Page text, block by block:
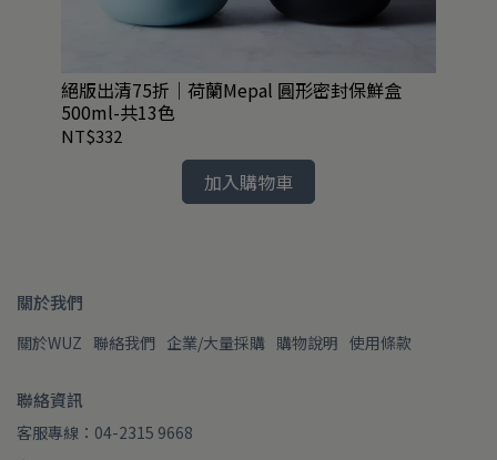
絕版出清75折｜荷蘭Mepal 圓形密封保鮮盒
500ml-共13色
NT$332
加入購物車
關於我們
關於WUZ 聯絡我們 企業/大量採購 購物說明 使用條款
聯絡資訊
客服專線：04-2315 9668